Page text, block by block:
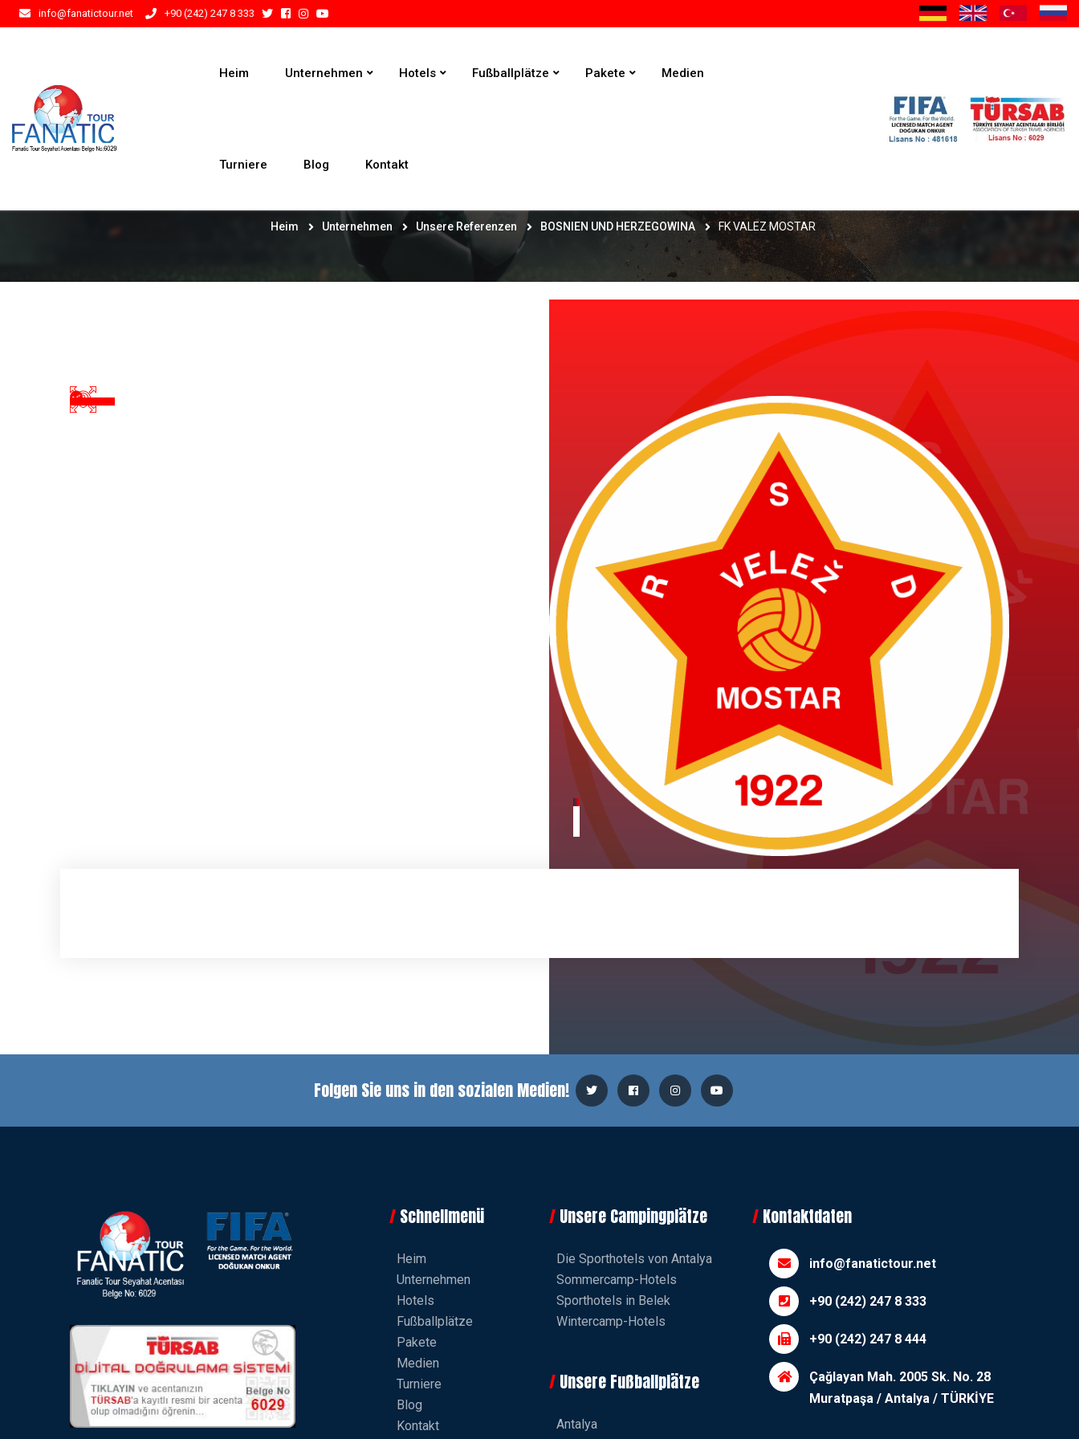
info@fanatictour.net +90 (242) 247 8 333
Heim Unternehmen Hotels Fußballplätze Pakete Medien
Turniere Blog Kontakt
Heim Unternehmen Unsere Referenzen BOSNIEN UND HERZEGOWINA FK VALEZ MOSTAR
Folgen Sie uns in den sozialen Medien!
Schnellmenü
Heim
Unternehmen
Hotels
Fußballplätze
Pakete
Medien
Turniere
Blog
Kontakt
Unsere Campingplätze
Die Sporthotels von Antalya
Sommercamp-Hotels
Sporthotels in Belek
Wintercamp-Hotels
Unsere Fußballplätze
Antalya
Kontaktdaten
info@fanatictour.net
+90 (242) 247 8 333
+90 (242) 247 8 444
Çağlayan Mah. 2005 Sk. No. 28
Muratpaşa / Antalya / TÜRKİYE